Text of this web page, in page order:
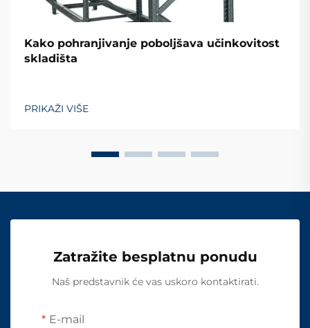
Kako pohranjivanje poboljšava učinkovitost
skladišta
PRIKAŽI VIŠE
Zatražite besplatnu ponudu
Naš predstavnik će vas uskoro kontaktirati.
E-mail